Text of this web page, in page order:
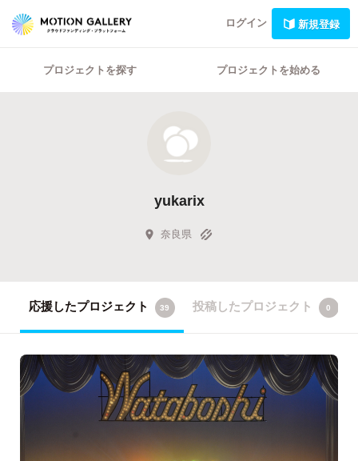
ログイン 新規登録
プロジェクトを探す プロジェクトを始める
yukarix
奈良県
応援したプロジェクト 39 投稿したプロジェクト 0